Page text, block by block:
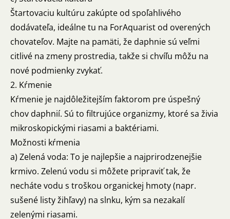
Štartovaciu kultúru zakúpte od spoľahlivého
dodávateľa, ideálne tu na ForAquarist od overených
chovateľov. Majte na pamäti, že daphnie sú veľmi
citlivé na zmeny prostredia, takže si chvíľu môžu na
nové podmienky zvykať.
2. Kŕmenie
Kŕmenie je najdôležitejším faktorom pre úspešný
chov daphnií. Sú to filtrujúce organizmy, ktoré sa živia
mikroskopickými riasami a baktériami.
Možnosti kŕmenia
a) Zelená voda: To je najlepšie a najprirodzenejšie
krmivo. Zelenú vodu si môžete pripraviť tak, že
necháte vodu s troškou organickej hmoty (napr.
sušené listy žihľavy) na slnku, kým sa nezakalí
zelenými riasami.